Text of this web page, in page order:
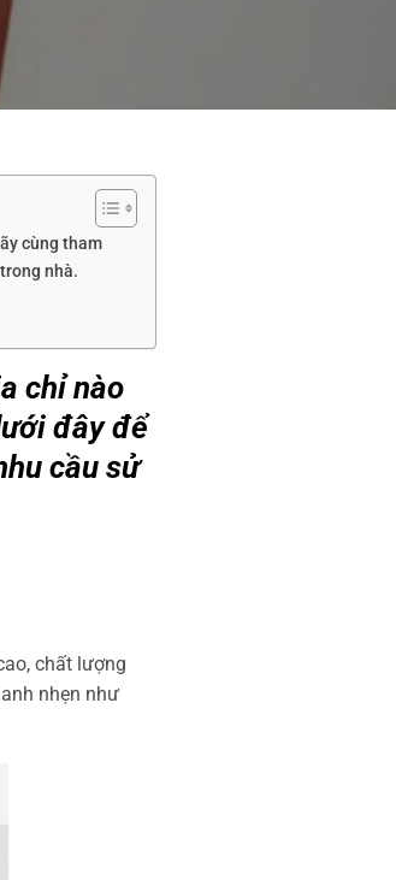
cùng tham
nhà.
chỉ nào
đây để
cầu sử
chất lượng
nhẹn như